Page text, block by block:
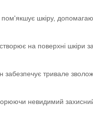
шкіру,
на поверхні шкіри
тривале
невидимий